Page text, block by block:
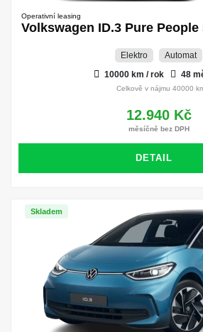
Operativní leasing
Volkswagen ID.3 Pure People
Elektro
Automat
10000 km / rok
48
Celkově v nájmu 40000
12.940 Kč
měsíčně bez DPH
DETAIL
Skladem